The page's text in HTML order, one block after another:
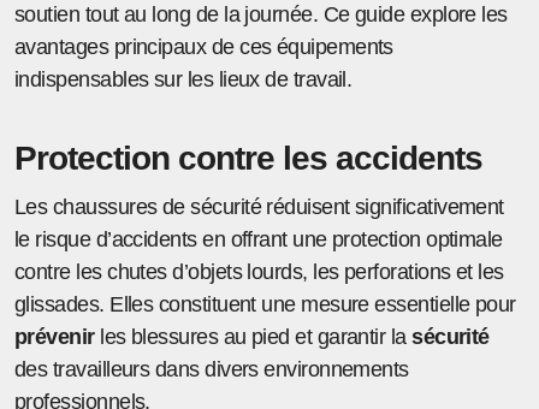
soutien tout au long de la journée. Ce guide explore les
avantages principaux de ces équipements
indispensables sur les lieux de travail.
Protection contre les accidents
Les chaussures de sécurité réduisent significativement
le risque d’accidents en offrant une protection optimale
contre les chutes d’objets lourds, les perforations et les
glissades. Elles constituent une mesure essentielle pour
prévenirles blessures au pied et garantir lasécurité
des travailleurs dans divers environnements
professionnels.